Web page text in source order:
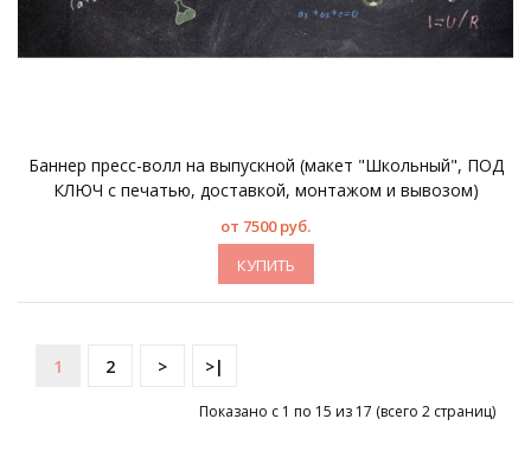
Баннер пресс-волл на выпускной (макет "Школьный", ПОД
КЛЮЧ с печатью, доставкой, монтажом и вывозом)
от 7500 руб.
КУПИТЬ
1 2 > >|
Показано с 1 по 15 из 17 (всего 2 страниц)